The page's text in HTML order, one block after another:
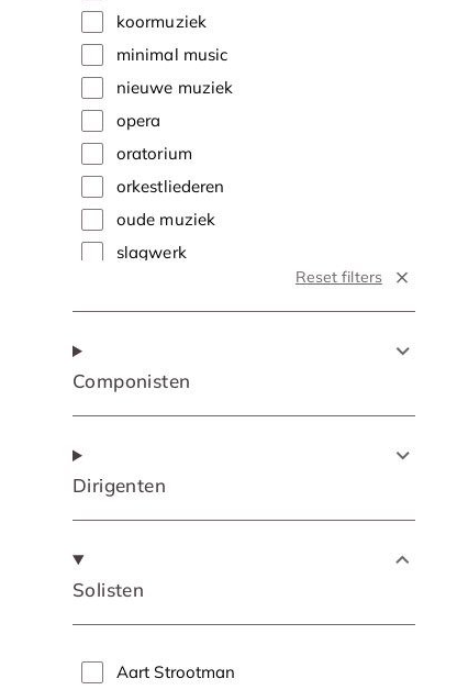
koormuziek
minimal music
nieuwe muziek
opera
oratorium
orkestliederen
oude muziek
slagwerk
symfonie
vocaal
Reset filters
Componisten
Dirigenten
Solisten
Aart Strootman